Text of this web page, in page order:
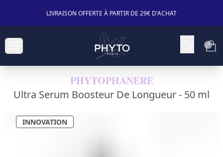
LIVRAISON OFFERTE À PARTIR DE 29€ D'ACHAT
PHYTOPHANERE
Ultra Serum Boosteur De Longueur - 50 ml
INNOVATION